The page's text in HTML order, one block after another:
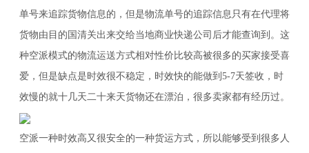
单号来追踪货物信息的，但是物流单号的追踪信息只有在代理将
货物由目的国清关出来交给当地商业快递公司后才能查询到。这
种空派模式的物流运送方式相对性价比较高被很多的买家接受喜
爱，但是缺点是时效很不稳定，时效快的能做到5-7天签收，时
效慢的就十几天二十来天货物还在漂泊，很多卖家都有经历过。
空派一种时效高又很安全的一种货运方式，所以能够受到很多人